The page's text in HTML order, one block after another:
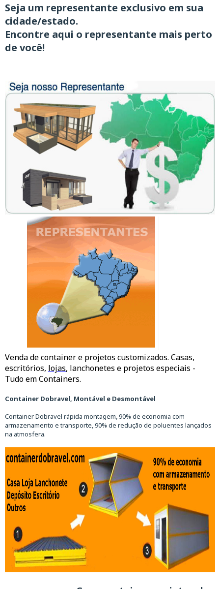
Seja um representante exclusivo em sua
cidade/estado.
Encontre aqui o representante mais perto
de você!
Venda de container e projetos customizados. Casas,
escritórios, lojas, lanchonetes e projetos especiais -
Tudo em Containers.
Container Dobravel, Montável e Desmontável
Container Dobravel rápida montagem, 90% de economia com
armazenamento e transporte, 90% de redução de poluentes lançados
na atmosfera.